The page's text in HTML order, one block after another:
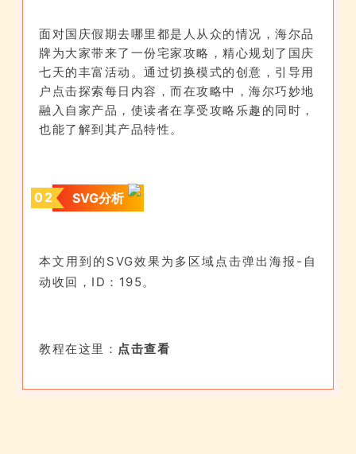
面对国庆假期去哪里都是人从众的情况，海尔品
牌为大家带来了一份宅家攻略，精心规划了国庆
七天的丰富活动。通过切换模式的创意，引导用
户点击探索每日内容，而在攻略中，海尔巧妙地
融入自家产品，使读者在享受攻略乐趣的同时，
也能了解到其产品特性。
02 SVG分析
本文用到的SVG效果为多区域点击弹出海报-自
动收回，ID：195。
教程在这里： 点击查看